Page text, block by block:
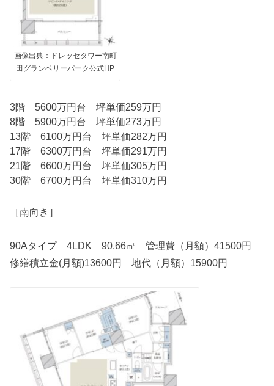
画像出典：ドレッセタワー南町
田グランベリーパーク公式HP
3階 5600万円台 坪単価259万円
8階 5900万円台 坪単価273万円
13階 6100万円台 坪単価282万円
17階 6300万円台 坪単価291万円
21階 6600万円台 坪単価305万円
30階 6700万円台 坪単価310万円
［南向き］
90Aタイプ 4LDK 90.66㎡ 管理費（月額）41500円
修繕積立金(月額)13600円 地代（月額）15900円